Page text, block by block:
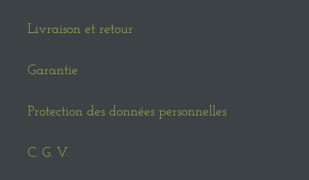
Livraison et retour
Garantie
Protection des données personnelles
C. G. V.